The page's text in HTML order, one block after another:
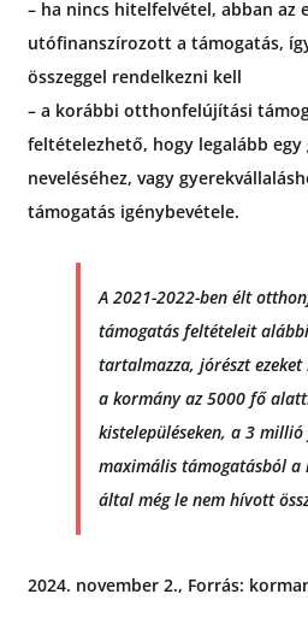
– ha nincs hitelfelvétel, abban az
utófinanszírozott a támogatás,
összeggel rendelkezni kell
– a korábbi otthonfelújítási
feltételezhető, hogy legalább egy
neveléséhez, vagy
támogatás igénybevétele.
A 2021-2022-ben élt
támogatás feltételeit
tartalmazza, jórészt ezeket
a kormány az 5000 fő
kistelepüléseken, a 3
maximális támogatásból a
által még le nem hívott
2024. november 2., Forrás: